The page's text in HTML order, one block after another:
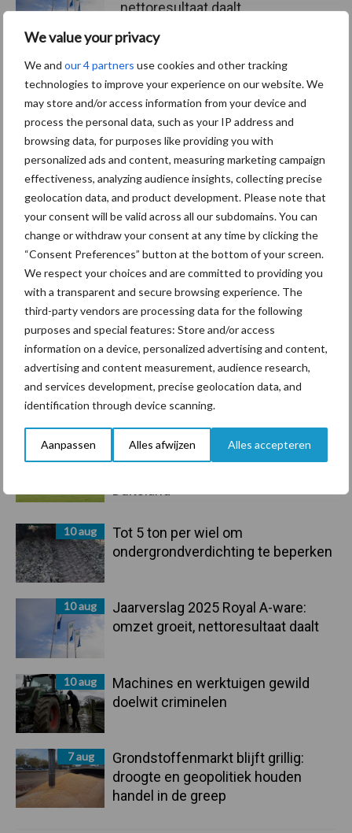
We value your privacy
We and our 4 partners use cookies and other tracking
technologies to improve your experience on our website. We
may store and/or access information from your device and
process the personal data, such as your IP address and
browsing data, for purposes like providing you with
personalized ads and content, measuring marketing campaign
effectiveness, analyzing audience insights, collecting precise
geolocation data, and product development. Please note that
your consent will be valid across all our subdomains. You can
change or withdraw your consent at any time by clicking the
“Consent Preferences” button at the bottom of your screen.
We respect your choices and are committed to providing you
with a transparent and secure browsing experience. The
third-party vendors are processing data for the following
purposes and special features: Store and/or access
information on a device, personalized advertising and content,
advertising and content measurement, audience research,
and services development, precise geolocation data, and
identification through device scanning.
Aanpassen Alles afwijzen Alles accepteren
Primaire
Sidebar
Recent nieuws Partner nieuws
10 aug
Nieuw aan Schmallenberg
10 aug
Tot 5 ton per wiel om
ondergrondverdichting te beperken
10 aug
Jaarverslag 2025 Royal A-ware:
omzet groeit, nettoresultaat daalt
10 aug
Machines en werktuigen gewild
doelwit criminelen
7 aug
Grondstoffenmarkt blijft grillig:
droogte en geopolitiek houden
handel in de greep
nettoresultaat daalt
Themapagina's
Diergezondheid Bemesting Fokkerij
Mastitis Hittestress
Toon meer